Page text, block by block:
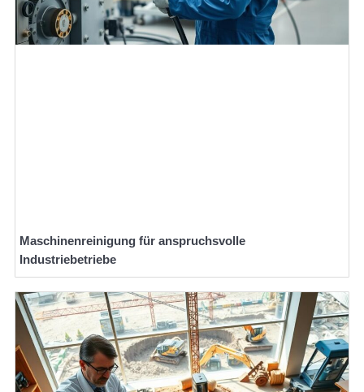
Maschinenreinigung für anspruchsvolle
Industriebetriebe